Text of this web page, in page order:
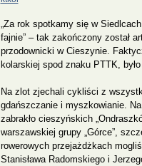
„Za rok spotkamy się w
fajnie” – tak zakończony został
przodownicki w Cieszynie.
kolarskiej spod znaku PTTK,
Na zlot zjechali cykliści z
gdańszczanie i myszkowianie.
zabrakło cieszyńskich
warszawskiej grupy „Górce”,
rowerowych przejażdżkach
Stanisława Radomskiego i